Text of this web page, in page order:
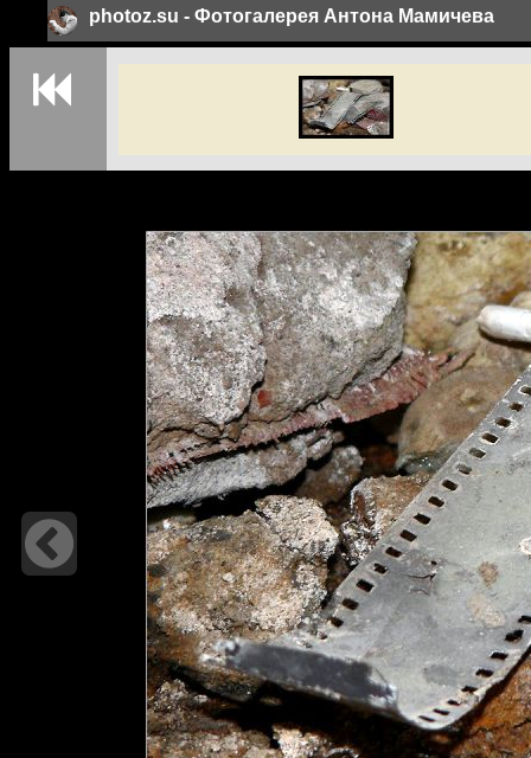
photoz.su - Фотогалерея Антона Мамичева